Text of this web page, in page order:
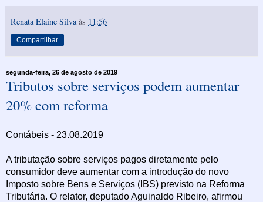
Renata Elaine Silva às 11:56
Compartilhar
segunda-feira, 26 de agosto de 2019
Tributos sobre serviços podem aumentar
20% com reforma
Contábeis - 23.08.2019
A tributação sobre serviços pagos diretamente pelo
consumidor deve aumentar com a introdução do novo
Imposto sobre Bens e Serviços (IBS) previsto na Reforma
Tributária. O relator, deputado Aguinaldo Ribeiro, afirmou